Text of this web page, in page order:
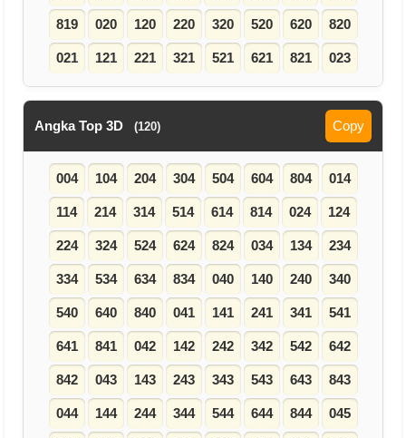
819 020 120 220 320 520 620 820
021 121 221 321 521 621 821 023
Angka Top 3D (120) Copy
004 104 204 304 504 604 804 014
114 214 314 514 614 814 024 124
224 324 524 624 824 034 134 234
334 534 634 834 040 140 240 340
540 640 840 041 141 241 341 541
641 841 042 142 242 342 542 642
842 043 143 243 343 543 643 843
044 144 244 344 544 644 844 045